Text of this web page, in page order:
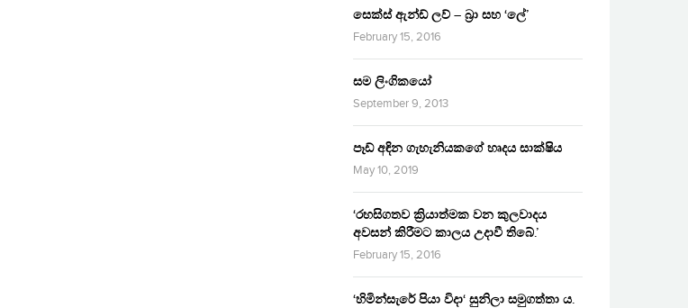
සෙක්ස් ඇන්ඩ් ලව් – බ්‍රා සහ ‘ලේ’
February 15, 2016
සම ලිංගිකයෝ
September 9, 2013
පෑඩ් අඳින ගැහැනියකගේ හෘදය සාක්ෂිය
May 10, 2019
‘රහසිගතව ක්‍රියාත්මක වන කුලවාදය
අවසන් කිරීමට කාලය උදාවී තිබේ.’
February 15, 2016
‘හිමින්සැරේ පියා විදා‘ සුනිලා සමුගත්තා ය.